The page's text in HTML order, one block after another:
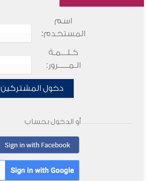
اسم
المستخدم:
كـلـــمـة
الـمـــــرور:
دخول المشتركين
أو الدخول بحساب